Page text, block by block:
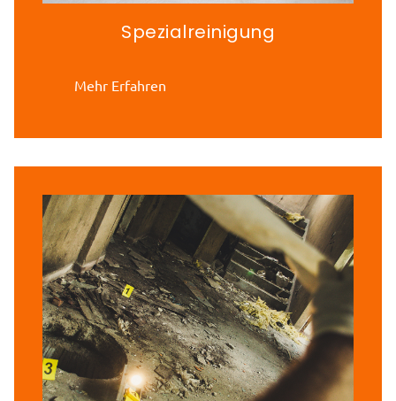
Spezialreinigung
Mehr Erfahren